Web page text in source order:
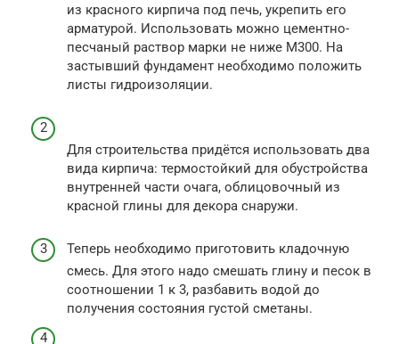
из красного кирпича под печь, укрепить его
арматурой. Использовать можно цементно-
песчаный раствор марки не ниже М300. На
застывший фундамент необходимо положить
листы гидроизоляции.
Для строительства придётся использовать два
вида кирпича: термостойкий для обустройства
внутренней части очага, облицовочный из
красной глины для декора снаружи.
Теперь необходимо приготовить кладочную
смесь. Для этого надо смешать глину и песок в
соотношении 1 к 3, разбавить водой до
получения состояния густой сметаны.